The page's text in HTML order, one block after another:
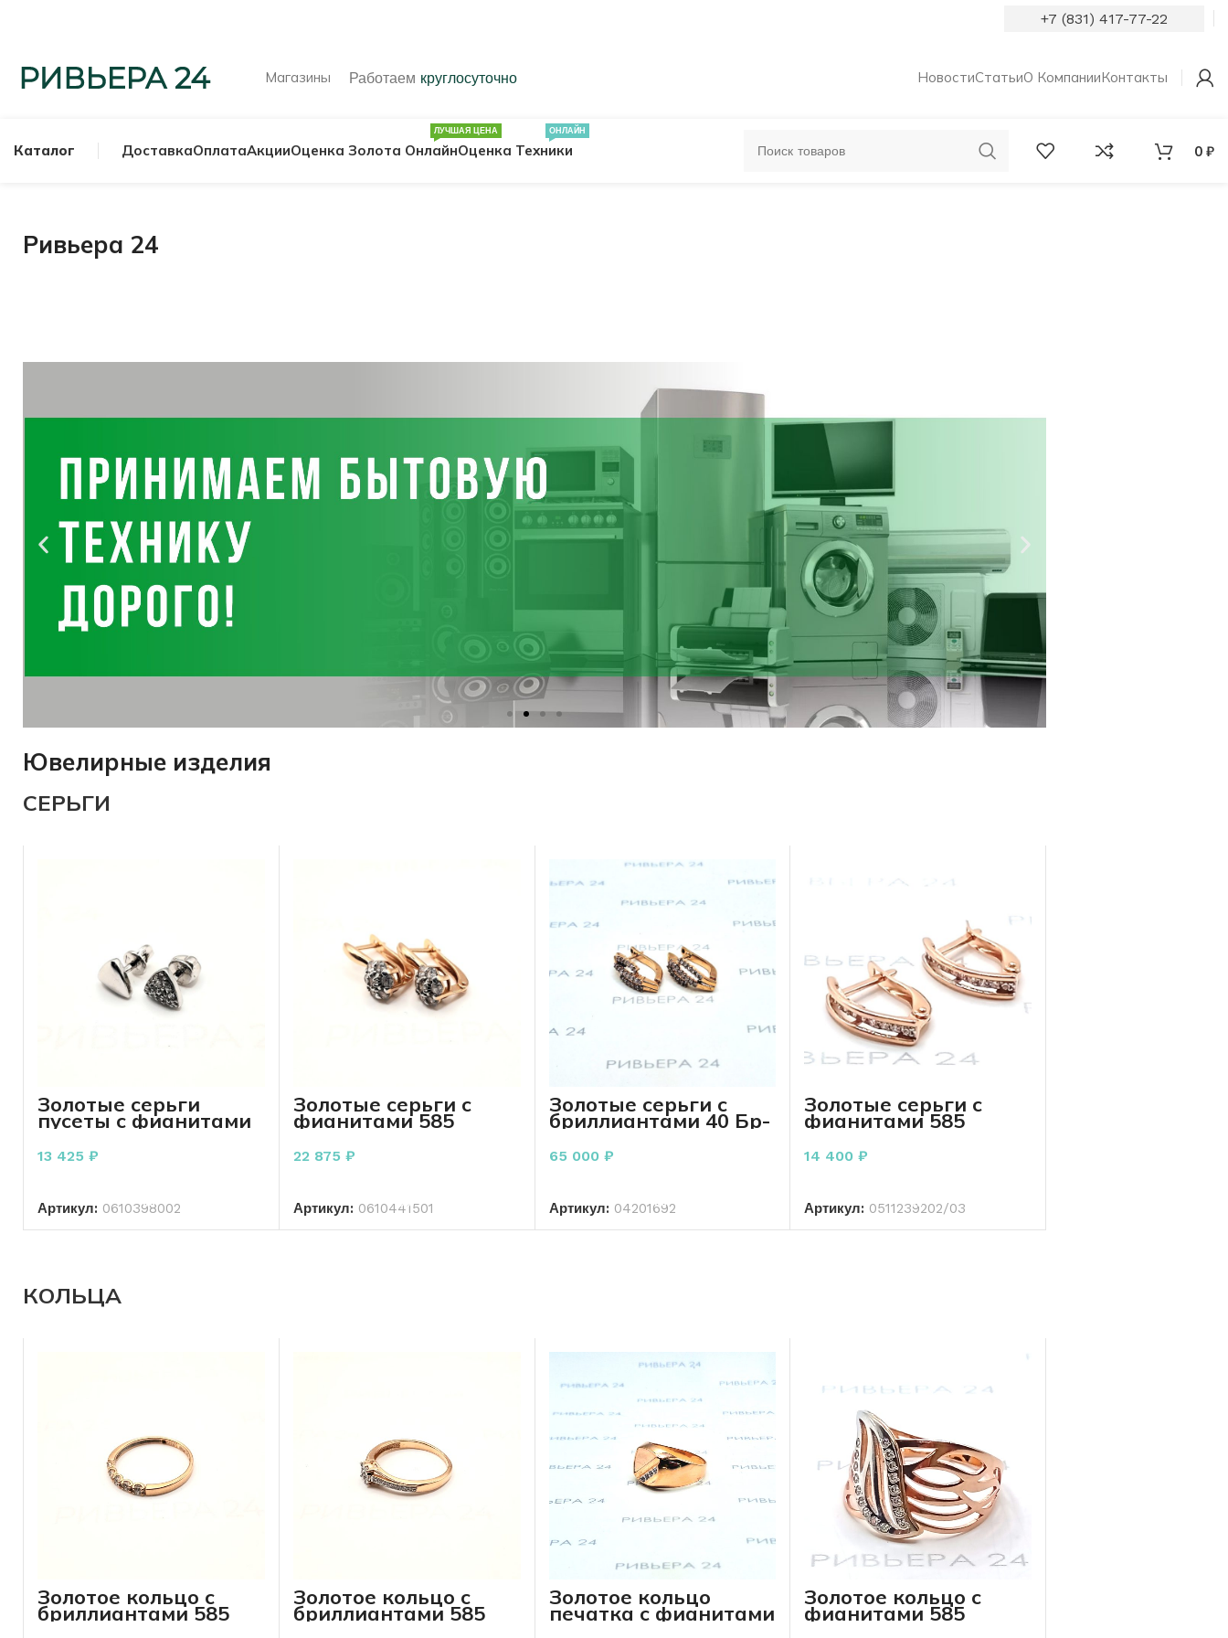
+7 (831) 417-77-22
Магазины Работаем круглосуточно НовостиСтатьиО КомпанииКонтакты
Каталог ДоставкаОплатаАкцииОценка Золота Онлайн
ЛУЧШАЯ ЦЕНА
Оценка Техники
ОНЛАЙН
0 ₽
Ривьера 24
онлайн!
Ювелирные изделия
СЕРЬГИ
Золотые серьги
пусеты с фианитами
585 пробы 1.79 грамм
13 425 ₽
Артикул: 0610398002
Золотые серьги с
фианитами 585
пробы 3.05 грамм
22 875 ₽
Артикул: 0610441501
Золотые серьги с
бриллиантами 40 Бр-
Кр57-0,40 585 проба
3.38 грамм
65 000 ₽
Артикул: 04201692
Золотые серьги с
фианитами 585
пробы 1.92 грамма
14 400₽
Артикул: 0511239202/03
КОЛЬЦА
Золотое кольцо с
бриллиантами 585
пробы 1.46 грамм
Золотое кольцо с
бриллиантами 585
пробы 2.35 грамм
Золотое кольцо
печатка с фианитами
585 проба 5.39 грамм
Золотое кольцо с
фианитами 585
пробы 3.16 грамма